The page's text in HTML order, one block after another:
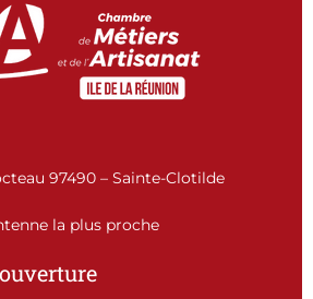
97490 – Sainte-Clotilde
la plus proche